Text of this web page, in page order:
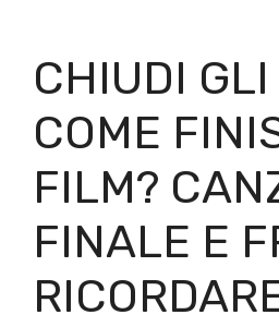
CHIUDI
COME
FILM?
FINALE E